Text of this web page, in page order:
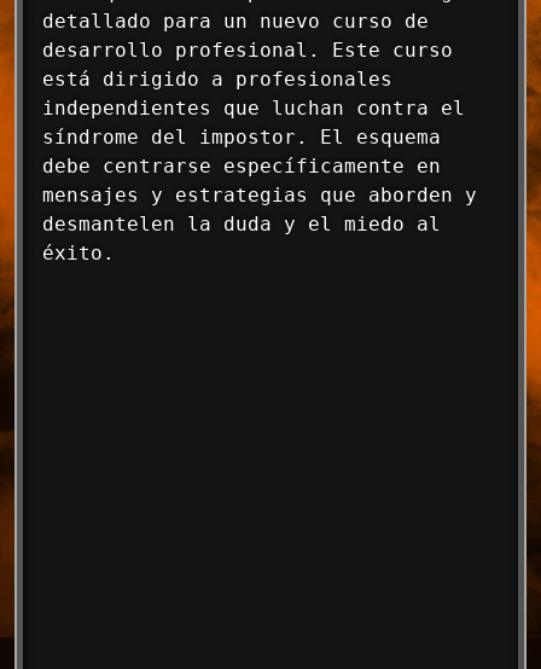
detallado para un nuevo curso de
desarrollo profesional. Este curso
está dirigido a profesionales
independientes que luchan contra el
síndrome del impostor. El esquema
debe centrarse específicamente en
mensajes y estrategias que aborden y
desmantelen la duda y el miedo al
éxito.